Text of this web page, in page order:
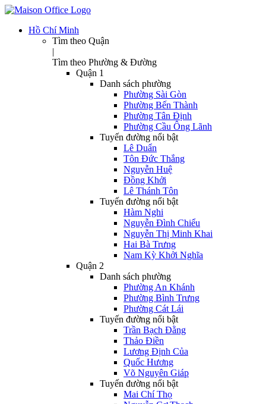
Hồ Chí Minh
Tìm theo Quận
|
Tìm theo Phường & Đường
Quận 1
Danh sách phường
Phường Sài Gòn
Phường Bến Thành
Phường Tân Định
Phường Cầu Ông Lãnh
Tuyến đường nổi bật
Lê Duẩn
Tôn Đức Thắng
Nguyễn Huệ
Đồng Khởi
Lê Thánh Tôn
Tuyến đường nổi bật
Hàm Nghi
Nguyễn Đình Chiểu
Nguyễn Thị Minh Khai
Hai Bà Trưng
Nam Kỳ Khởi Nghĩa
Quận 2
Danh sách phường
Phường An Khánh
Phường Bình Trưng
Phường Cát Lái
Tuyến đường nổi bật
Trần Bạch Đằng
Thảo Điền
Lương Định Của
Quốc Hương
Võ Nguyên Giáp
Tuyến đường nổi bật
Mai Chí Thọ